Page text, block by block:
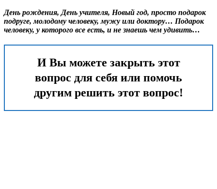
День рождения, День учителя, Новый год, просто подарок
подруге, молодому человеку, мужу или доктору… Подарок
человеку, у которого все есть, и не знаешь чем удивить…
И Вы можете закрыть этот
вопрос для себя или помочь
другим решить этот вопрос!